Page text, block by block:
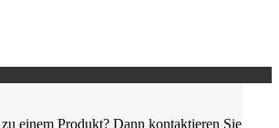
einem Produkt? Dann kontaktieren Sie